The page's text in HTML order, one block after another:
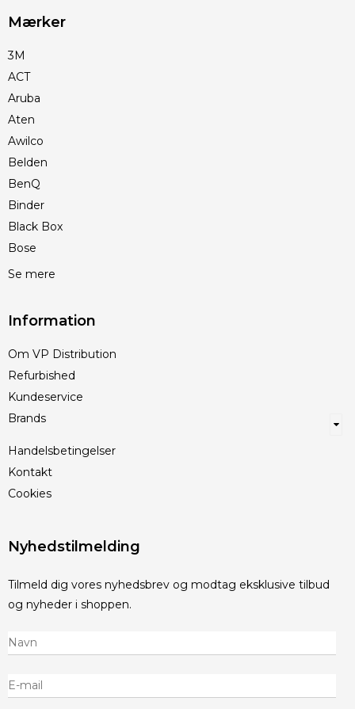
Mærker
3M
ACT
Aruba
Aten
Awilco
Belden
BenQ
Binder
Black Box
Bose
Se mere
Information
Om VP Distribution
Refurbished
Kundeservice
Brands
Handelsbetingelser
Kontakt
Cookies
Nyhedstilmelding
Tilmeld dig vores nyhedsbrev og modtag eksklusive tilbud
og nyheder i shoppen.